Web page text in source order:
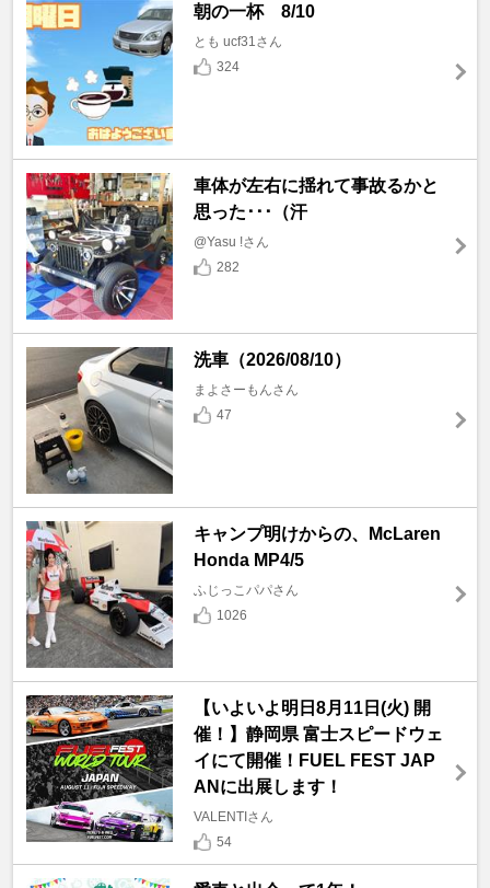
朝の一杯 8/10
とも ucf31さん
324
車体が左右に揺れて事故るかと
思った･･･（汗
@Yasu !さん
282
洗車（2026/08/10）
まよさーもんさん
47
キャンプ明けからの、McLaren
Honda MP4/5
ふじっこパパさん
1026
【いよいよ明日8月11日(火) 開
催！】静岡県 富士スピードウェ
イにて開催！FUEL FEST JAP
ANに出展します！
VALENTIさん
54